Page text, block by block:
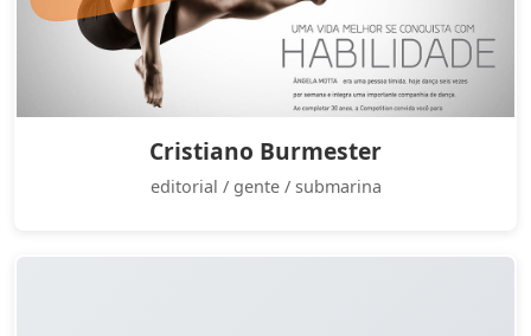
Cristiano Burmester
editorial / gente / submarina